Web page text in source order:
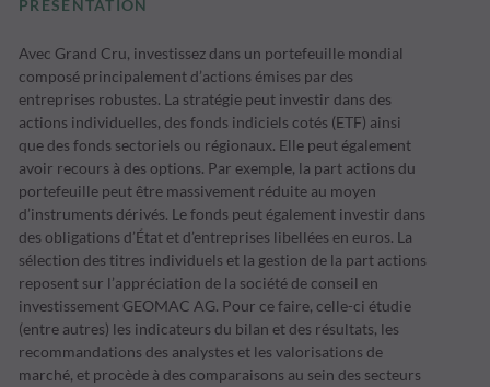
PRÉSENTATION
Avec Grand Cru, investissez dans un portefeuille mondial
composé principalement d’actions émises par des
entreprises robustes. La stratégie peut investir dans des
actions individuelles, des fonds indiciels cotés (ETF) ainsi
que des fonds sectoriels ou régionaux. Elle peut également
avoir recours à des options. Par exemple, la part actions du
portefeuille peut être massivement réduite au moyen
d’instruments dérivés. Le fonds peut également investir dans
des obligations d’État et d’entreprises libellées en euros. La
sélection des titres individuels et la gestion de la part actions
reposent sur l’appréciation de la société de conseil en
investissement GEOMAC AG. Pour ce faire, celle-ci étudie
(entre autres) les indicateurs du bilan et des résultats, les
recommandations des analystes et les valorisations de
marché, et procède à des comparaisons au sein des secteurs